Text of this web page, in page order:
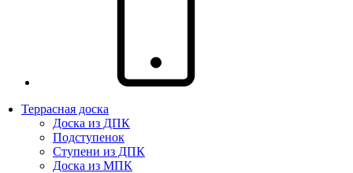
Террасная доска
Доска из ДПК
Подступенок
Ступени из ДПК
Доска из МПК